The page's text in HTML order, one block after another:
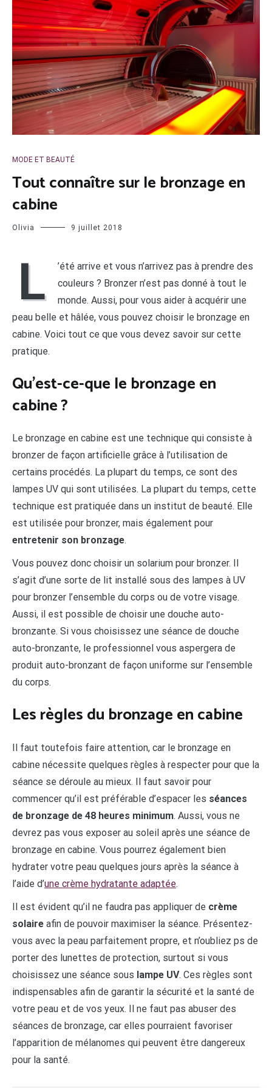
MODE ET BEAUTÉ
Tout connaître sur le bronzage en
cabine
Olivia 9 juillet 2018
L
’été arrive et vous n’arrivez pas à prendre des
couleurs ? Bronzer n’est pas donné à tout le
monde. Aussi, pour vous aider à acquérir une
peau belle et hâlée, vous pouvez choisir le bronzage en
cabine. Voici tout ce que vous devez savoir sur cette
pratique.
Qu’est-ce-que le bronzage en
cabine ?
Le bronzage en cabine est une technique qui consiste à
bronzer de façon artificielle grâce à l’utilisation de
certains procédés. La plupart du temps, ce sont des
lampes UV qui sont utilisées. La plupart du temps, cette
technique est pratiquée dans un institut de beauté. Elle
est utilisée pour bronzer, mais également pour
entretenir son bronzage.
Vous pouvez donc choisir un solarium pour bronzer. Il
s’agit d’une sorte de lit installé sous des lampes à UV
pour bronzer l’ensemble du corps ou de votre visage.
Aussi, il est possible de choisir une douche auto-
bronzante. Si vous choisissez une séance de douche
auto-bronzante, le professionnel vous aspergera de
produit auto-bronzant de façon uniforme sur l’ensemble
du corps.
Les règles du bronzage en cabine
Il faut toutefois faire attention, car le bronzage en
cabine nécessite quelques règles à respecter pour que la
séance se déroule au mieux. Il faut savoir pour
commencer qu’il est préférable d’espacer les séances
de bronzage de 48 heures minimum. Aussi, vous ne
devrez pas vous exposer au soleil après une séance de
bronzage en cabine. Vous pourrez également bien
hydrater votre peau quelques jours après la séance à
l’aide d’une crème hydratante adaptée.
Il est évident qu’il ne faudra pas appliquer de crème
solaire afin de pouvoir maximiser la séance. Présentez-
vous avec la peau parfaitement propre, et n’oubliez ps de
porter des lunettes de protection, surtout si vous
choisissez une séance sous lampe UV. Ces règles sont
indispensables afin de garantir la sécurité et la santé de
votre peau et de vos yeux. Il ne faut pas abuser des
séances de bronzage, car elles pourraient favoriser
l’apparition de mélanomes qui peuvent être dangereux
pour la santé.